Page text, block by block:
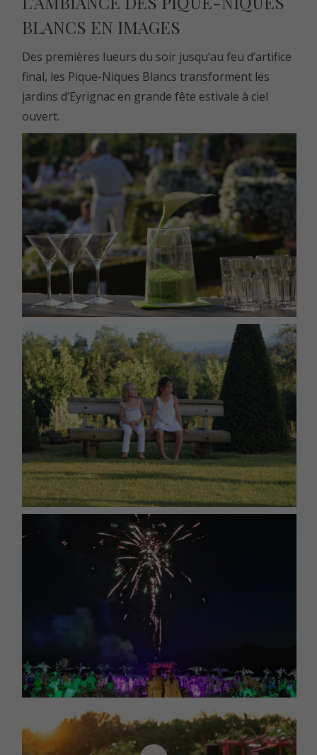
BLANCS EN IMAGES
Des premières lueurs du soir jusqu’au feu d’artifice
final, les Pique-Niques Blancs transforment les
jardins d’Eyrignac en grande fête estivale à ciel
ouvert.